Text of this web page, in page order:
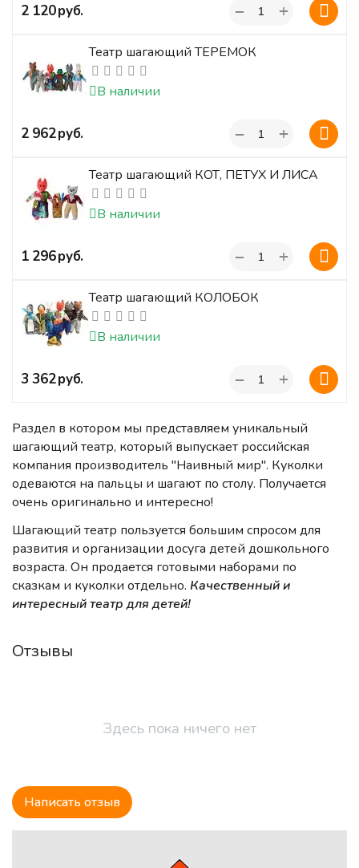
Раздел в котором мы представляем уникальный
шагающий театр, который выпускает российская
компания производитель "Наивный мир". Куколки
одеваются на пальцы и шагают по столу. Получается
очень оригинально и интересно!
Шагающий театр пользуется большим спросом для
развития и организации досуга детей дошкольного
возраста. Он продается готовыми наборами по
сказкам и куколки отдельно. Качественный и
интересный театр для детей!
‍2 120‍руб. +
−
Театр шагающий ТЕРЕМОК
В наличии
‍2 962‍руб. +
−
Театр шагающий КОТ, ПЕТУХ И ЛИСА
В наличии
‍1 296‍руб. +
−
Театр шагающий КОЛОБОК
В наличии
‍3 362‍руб. +
−
Отзывы
Здесь пока ничего нет
Написать отзыв